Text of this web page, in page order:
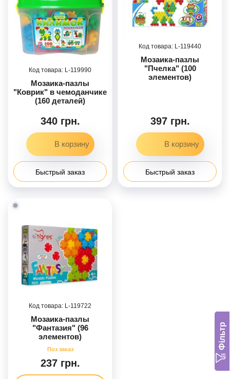
Фільтр
119990
Мозаика-пазлы
"Коврик" в чемоданчике
(160 деталей)
340 грн.
Быстрый заказ
119440
Мозаика-пазлы
"Пчелка" (100
элементов)
397 грн.
Быстрый заказ
119722
Мозаика-пазлы
"Фантазия" (96
элементов)
237 грн.